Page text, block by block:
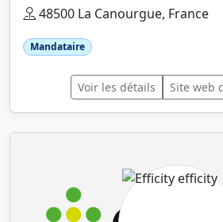
48500 La Canourgue, France
Mandataire
Voir les détails Site web